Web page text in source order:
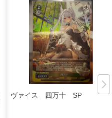
ヴァイス 四万十 SP